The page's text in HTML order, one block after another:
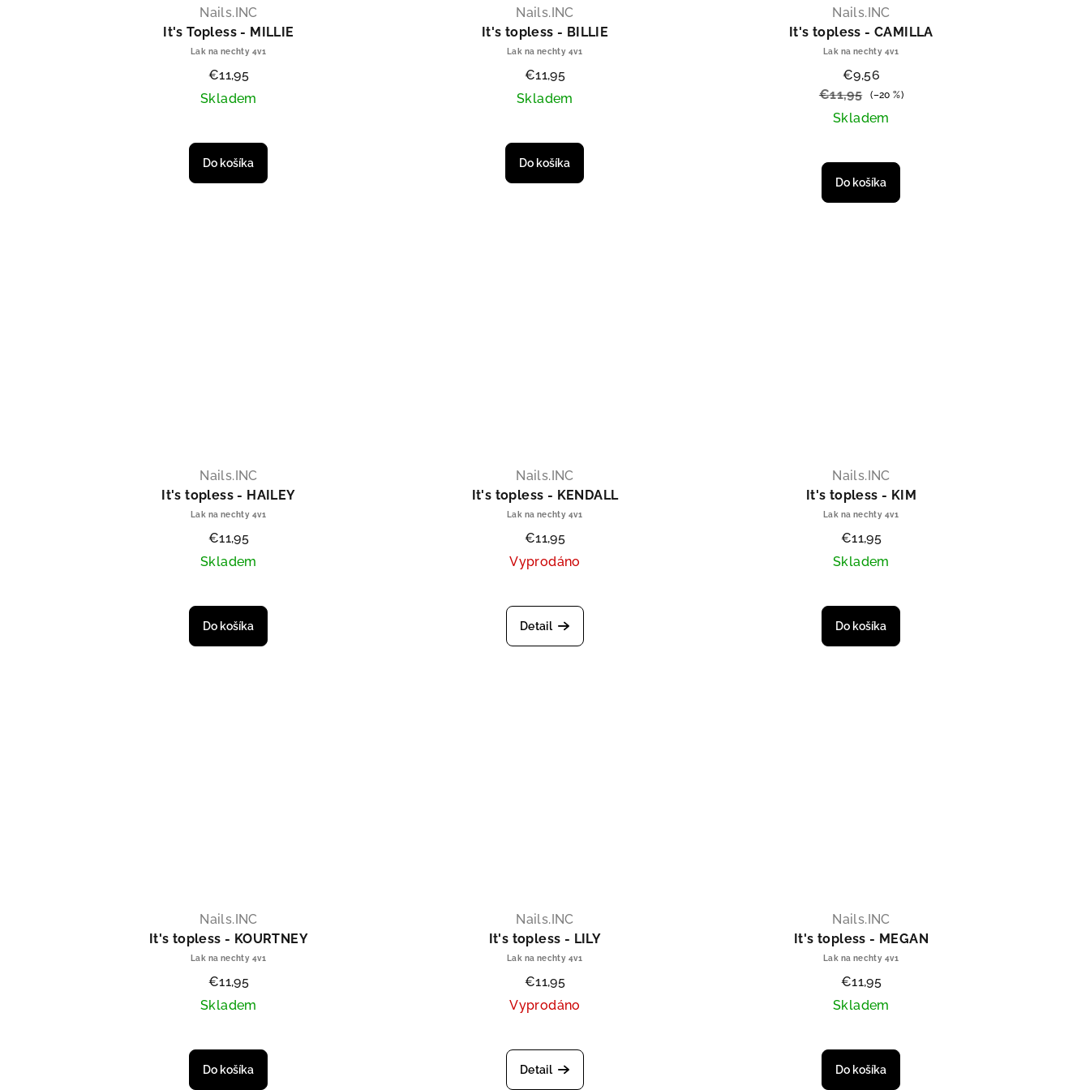
Nails.INC
It's Topless - MILLIE
Lak na nechty 4v1
€11,95
Skladem
Do košíka
Nails.INC
It's topless - BILLIE
Lak na nechty 4v1
€11,95
Skladem
Do košíka
Nails.INC
It's topless - CAMILLA
Lak na nechty 4v1
€9,56
€11,95
(–20 %)
Skladem
Do košíka
Nails.INC
It's topless - HAILEY
Lak na nechty 4v1
€11,95
Skladem
Do košíka
Nails.INC
It's topless - KENDALL
Lak na nechty 4v1
€11,95
Vyprodáno
Detail
Nails.INC
It's topless - KIM
Lak na nechty 4v1
€11,95
Skladem
Do košíka
Nails.INC
It's topless - KOURTNEY
Lak na nechty 4v1
€11,95
Skladem
Do košíka
Nails.INC
It's topless - LILY
Lak na nechty 4v1
€11,95
Vyprodáno
Detail
Nails.INC
It's topless - MEGAN
Lak na nechty 4v1
€11,95
Skladem
Do košíka